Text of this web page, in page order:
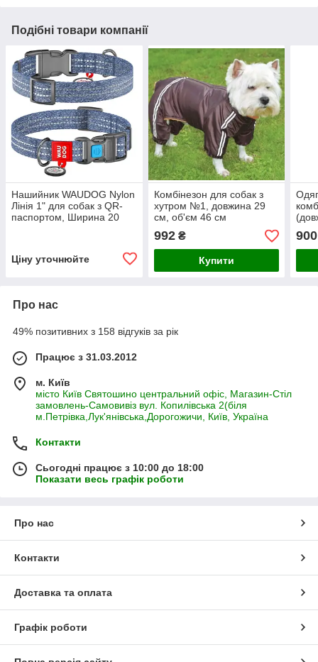
Подібні товари компанії
Нашийник WAUDOG Nylon
Лінія 1" для собак з QR-
паспортом, Ширина 20
Ціну уточнюйте
Комбінезон для собак з
хутром №1, довжина 29
см, об'єм 46 см
992₴
Купити
900
Про нас
49% позитивних з 158 відгуків за рік
Працює з 31.03.2012
м. Київ
місто Київ Святошино центральний офіс, Магазин-Стіл
замовлень-Самовивіз вул. Копилівська 2(біля
м.Петрівка,Лук'янівська,Дорогожичи, Київ, Україна
Контакти
Сьогодні працює з 10:00 до 18:00
Показати весь графік роботи
Про нас
Контакти
Доставка та оплата
Графік роботи